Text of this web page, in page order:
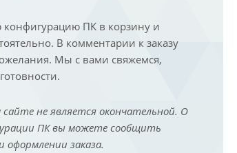
ПК в корзину и
В комментарии к заказу
Мы с вами свяжемся,
не является окончательной. О
ПК вы можете сообщить
заказа.